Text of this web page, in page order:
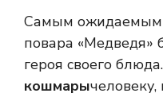
Самым
повара «Медведя»
героя своего блюда.
кошмары